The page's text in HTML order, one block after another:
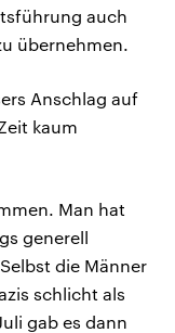
auch
übernehmen.
Anschlag auf
kaum
Man hat
generell
die Männer
schlicht als
gab es dann